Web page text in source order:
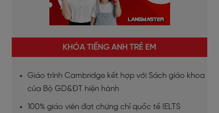
KHÓA TIẾNG ANH TRẺ EM
Giáo trình Cambridge kết hợp với Sách giáo khoa
của Bộ GD&ĐT hiện hành
100% giáo viên đạt chứng chỉ quốc tế IELTS